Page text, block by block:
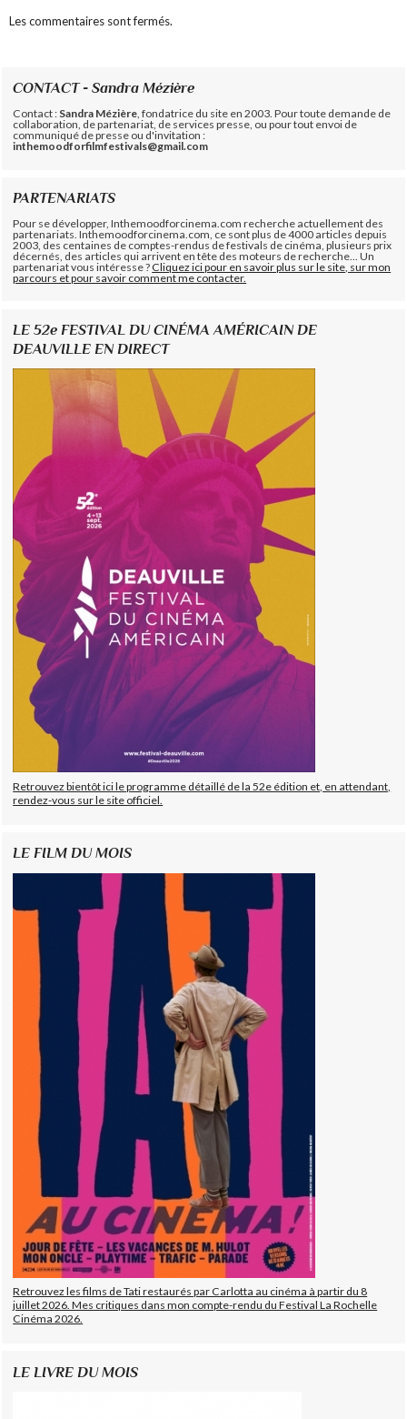
Les commentaires sont fermés.
CONTACT - Sandra Mézière
Contact : Sandra Mézière , fondatrice du site en 2003. Pour toute demande de
collaboration, de partenariat, de services presse, ou pour tout envoi de
communiqué de presse ou d'invitation :
inthemoodforfilmfestivals@gmail.com
PARTENARIATS
Pour se développer, Inthemoodforcinema.com recherche actuellement des
partenariats. Inthemoodforcinema.com, ce sont plus de 4000 articles depuis
2003, des centaines de comptes-rendus de festivals de cinéma, plusieurs prix
décernés, des articles qui arrivent en tête des moteurs de recherche... Un
partenariat vous intéresse ?Cliquez ici pour en savoir plus sur le site, sur mon
parcours et pour savoir comment me contacter.
LE 52e FESTIVAL DU CINÉMA AMÉRICAIN DE
DEAUVILLE EN DIRECT
Retrouvez bientôt ici le programme détaillé de la 52e édition et, en attendant,
rendez-vous sur le site officiel.
LE FILM DU MOIS
Retrouvez les films de Tati restaurés par Carlotta au cinéma à partir du 8
juillet 2026. Mes critiques dans mon compte-rendu du Festival La Rochelle
Cinéma 2026.
LE LIVRE DU MOIS